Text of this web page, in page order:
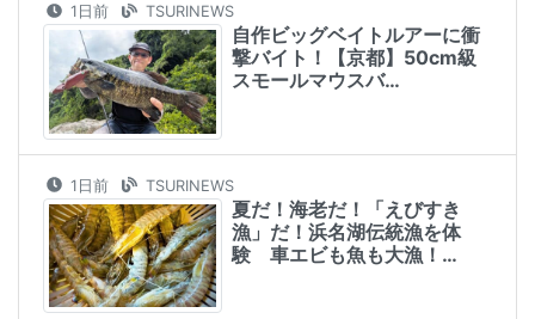
1日前 TSURINEWS
自作ビッグベイトルアーに衝
撃バイト！【京都】50cm級
スモールマウスバ…
1日前 TSURINEWS
夏だ！海老だ！「えびすき
漁」だ！浜名湖伝統漁を体
験 車エビも魚も大漁！…